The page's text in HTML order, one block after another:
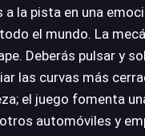
a la pista en una
el mundo. La
Deberás pulsar y
las curvas más
el juego fomenta
automóviles y